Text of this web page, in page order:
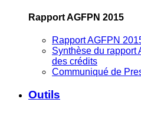
Rapport AGFPN 2015
Rapport AGFPN
Synthèse du rapport
des crédits
Communiqué de
Outils